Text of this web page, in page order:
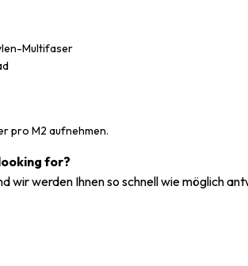
Multifaser
pro M2 aufnehmen.
for?
wir werden Ihnen so schnell wie möglich